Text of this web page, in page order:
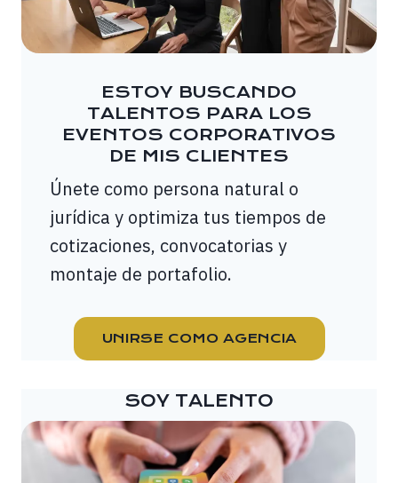
ESTOY BUSCANDO
TALENTOS PARA LOS
EVENTOS CORPORATIVOS
DE MIS CLIENTES
Únete como persona natural o
jurídica y optimiza tus tiempos de
cotizaciones, convocatorias y
montaje de portafolio.
UNIRSE COMO AGENCIA
SOY TALENTO